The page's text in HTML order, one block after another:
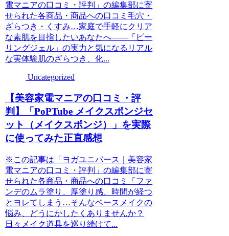
電マニアの口コミ・評判」の編集部に寄
せられた各商品・商品への口コミ毛穴・
ざらつき・くすみ…家庭で手軽にクリア
な素肌を目指したいあなたへ――「ピー
リングジェル」の実力と気になるリアル
な実体験肌のざらつき、化...
Uncategorized
【美容家電マニアの口コミ・評
判】「PoPTube メイクスポンジセ
ット（メイクスポンジ）」を実際
に使ってみた正直感想
※この記事は「ヨガユニバース｜美容家
電マニアの口コミ・評判」の編集部に寄
せられた各商品・商品への口コミ「ファ
ンデのムラ塗り、厚塗り感、時間が経つ
とヨレてしまう…そんなベースメイクの
悩み、どうにかしたくありませんか？
日々メイク道具を巡り続けて...